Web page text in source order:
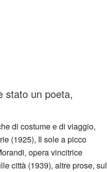
stato un poeta,
di costume e di viaggio,
(1925), Il sole a picco
opera vincitrice
città (1939), altre prose, sul